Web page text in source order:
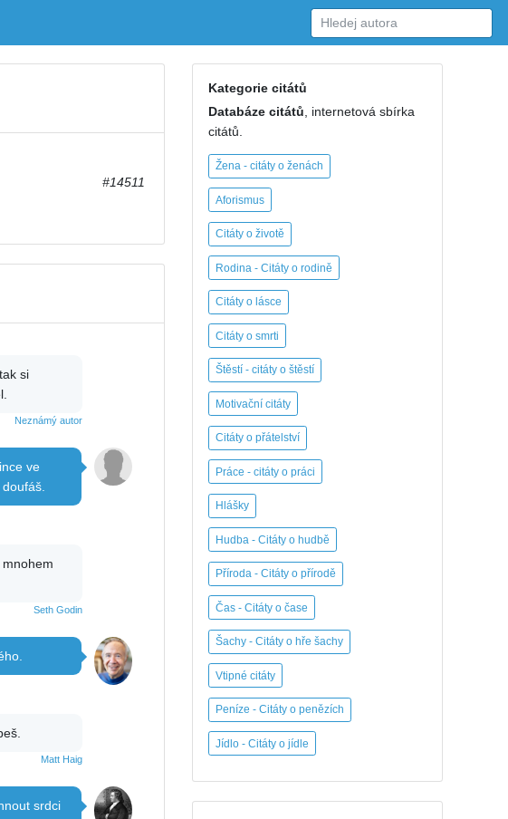
#14511
si
Neznámý autor
ve
Seth Godin
Matt Haig
srdci
Kategorie citátů
Databáze citátů , internetová sbírka
citátů.
Žena - citáty o ženách
Aforismus
Citáty o životě
Rodina - Citáty o rodině
Citáty o lásce
Citáty o smrti
Štěstí - citáty o štěstí
Motivační citáty
Citáty o přátelství
Práce - citáty o práci
Hlášky
Hudba - Citáty o hudbě
Příroda - Citáty o přírodě
Čas - Citáty o čase
Šachy - Citáty o hře šachy
Vtipné citáty
Peníze - Citáty o penězích
Jídlo - Citáty o jídle